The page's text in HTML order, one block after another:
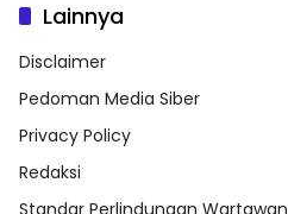
Lainnya
Disclaimer
Pedoman Media Siber
Privacy Policy
Redaksi